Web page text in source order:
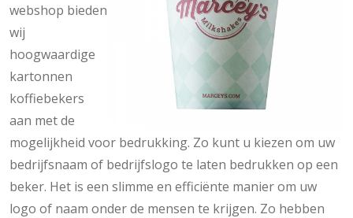
webshop bieden
wij
hoogwaardige
kartonnen
koffiebekers
aan met de
mogelijkheid voor bedrukking. Zo kunt u kiezen om uw
bedrijfsnaam of bedrijfslogo te laten bedrukken op een
beker. Het is een slimme en efficiënte manier om uw
logo of naam onder de mensen te krijgen. Zo hebben